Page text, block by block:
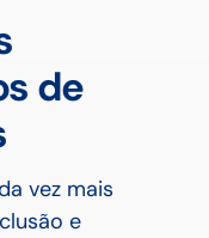
de
vez mais
e